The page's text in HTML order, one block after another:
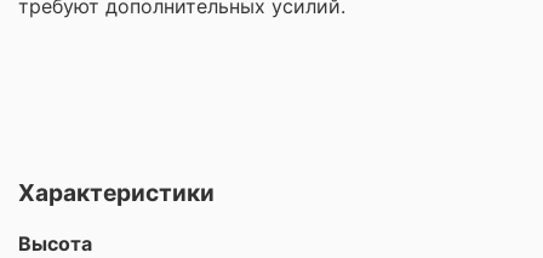
требуют дополнительных усилий.
Характеристики
Высота